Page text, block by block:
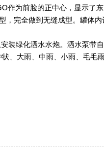
作为前脸的正中心，显示了东
，完全做到无缝成型。罐体
装绿化洒水水炮。洒水泵带
、大雨、中雨、小雨、毛毛雨